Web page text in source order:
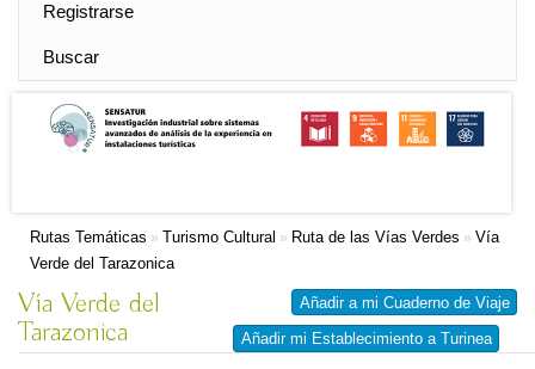
Registrarse
Buscar
Rutas Temáticas » Turismo Cultural » Ruta de las Vías Verdes » Vía
Verde del Tarazonica
Añadir a mi Cuaderno de Viaje
Añadir mi Establecimiento a Turinea
Vía Verde del
Tarazonica